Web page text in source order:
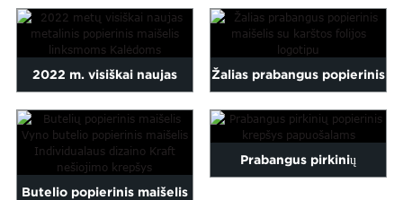
išgalvotas pritaikytas
pirkinių popierius...
2022 m. visiškai naujas
metalinis popierinis
maišelis, skirtas linksmai
Chr...
Žalias prabangus popierinis
maišelis su karštos folijos
logotipu
Butelio popierinis maišelis
Prabangus pirkinių